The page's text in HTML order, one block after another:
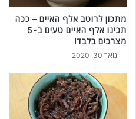
נ
צ
ח
!
א
ו
א
פ
מתכון לרוטב אלף האיים – ככה
תכינו אלף האיים טעים ב-5
מצרכים בלבד!
ינואר 30, 2020